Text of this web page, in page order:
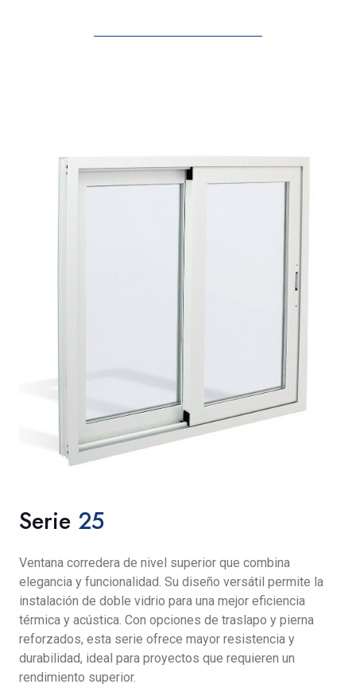
Serie 25
Ventana corredera de nivel superior que combina
elegancia y funcionalidad. Su diseño versátil permite la
instalación de doble vidrio para una mejor eficiencia
térmica y acústica. Con opciones de traslapo y pierna
reforzados, esta serie ofrece mayor resistencia y
durabilidad, ideal para proyectos que requieren un
rendimiento superior.